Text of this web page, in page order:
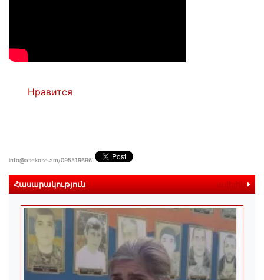
Нравится
info@asekose.am/095519696
Հասարակություն ավելին